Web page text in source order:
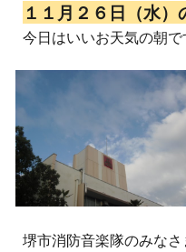
１１月２６日（水）
今日はいいお天気の朝で
堺市消防音楽隊のみなさ